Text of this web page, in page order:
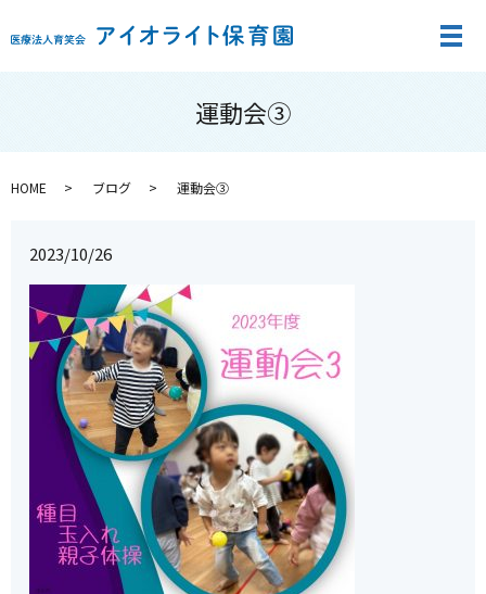
メ
運動会③
HOME ブログ 運動会③
2023/10/26